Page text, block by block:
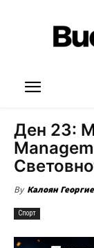
Ден 23:
By Калоян
Спорт